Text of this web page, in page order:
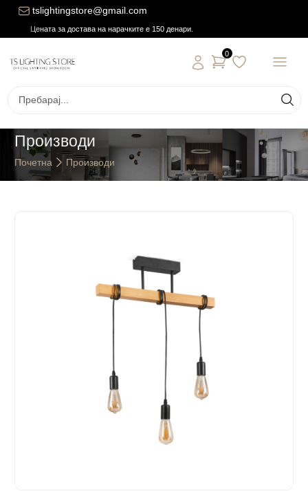
tslightingstore@gmail.com
Цената за достава на нарачките е 150 денари.
0
Производи
Почетна Производи